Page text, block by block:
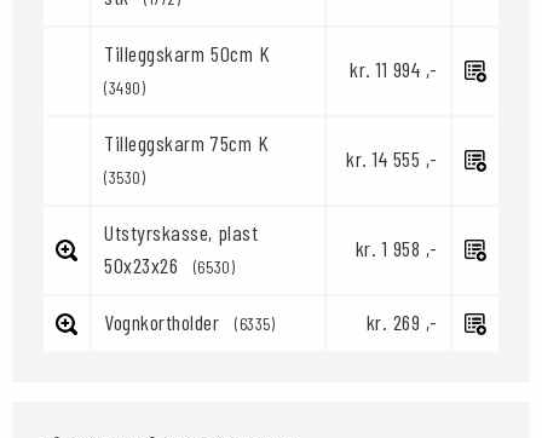
Tilleggskarm 50cm K
(3490)
kr. 11 994 ,-
Tilleggskarm 75cm K
(3530)
kr. 14 555 ,-
Utstyrskasse, plast
50x23x26
(6530)
kr. 1 958 ,-
Vognkortholder (6335) kr. 269 ,-